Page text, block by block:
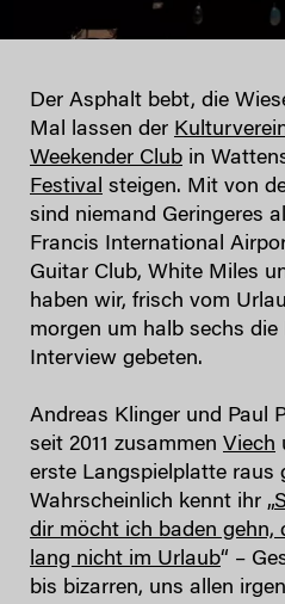
Der Asphalt bebt, die
Mal lassen der
Weekender Club in
Festival steigen. Mit von
sind niemand Geringeres
Francis International
Guitar Club, White Miles
haben wir, frisch vom
morgen um halb sechs
Interview gebeten.
Andreas Klinger und Paul
seit 2011 zusammen Viech
erste Langspielplatte raus
Wahrscheinlich kennt ihr „
dir möcht ich baden gehn,
lang nicht im Urlaub“ –
bis bizarren, uns allen